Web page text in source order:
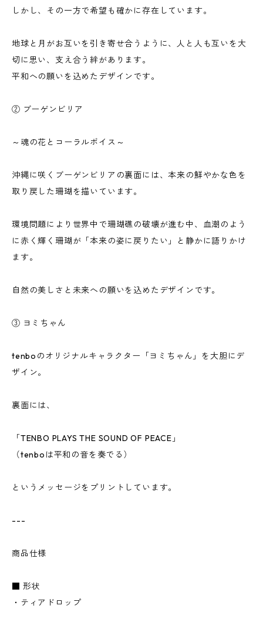
しかし、その一方で希望も確かに存在しています。
地球と月がお互いを引き寄せ合うように、人と人も互いを大
切に思い、支え合う絆があります。
平和への願いを込めたデザインです。
② ブーゲンビリア
～魂の花とコーラルボイス～
沖縄に咲くブーゲンビリアの裏面には、本来の鮮やかな色を
取り戻した珊瑚を描いています。
環境問題により世界中で珊瑚礁の破壊が進む中、血潮のよう
に赤く輝く珊瑚が「本来の姿に戻りたい」と静かに語りかけ
ます。
自然の美しさと未来への願いを込めたデザインです。
③ ヨミちゃん
tenboのオリジナルキャラクター「ヨミちゃん」を大胆にデ
ザイン。
裏面には、
「TENBO PLAYS THE SOUND OF PEACE」
（tenboは平和の音を奏でる）
というメッセージをプリントしています。
---
商品仕様
■ 形状
・ティアドロップ